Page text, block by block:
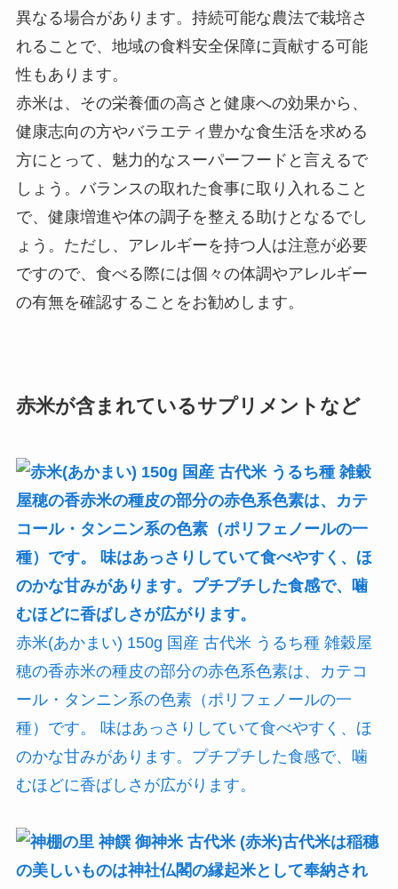
異なる場合があります。持続可能な農法で栽培さ
れることで、地域の食料安全保障に貢献する可能
性もあります。
赤米は、その栄養価の高さと健康への効果から、
健康志向の方やバラエティ豊かな食生活を求める
方にとって、魅力的なスーパーフードと言えるで
しょう。バランスの取れた食事に取り入れること
で、健康増進や体の調子を整える助けとなるでし
ょう。ただし、アレルギーを持つ人は注意が必要
ですので、食べる際には個々の体調やアレルギー
の有無を確認することをお勧めします。
赤米が含まれているサプリメントなど
赤米(あかまい) 150g 国産 古代米 うるち種 雑穀屋
穂の香赤米の種皮の部分の赤色系色素は、カテコ
ール・タンニン系の色素（ポリフェノールの一
種）です。 味はあっさりしていて食べやすく、ほ
のかな甘みがあります。プチプチした食感で、噛
むほどに香ばしさが広がります。